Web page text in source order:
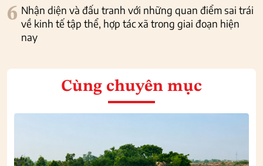
6 Nhận diện và đấu tranh với những quan điểm sai trái
về kinh tế tập thể, hợp tác xã trong giai đoạn hiện
nay
Cùng chuyên mục